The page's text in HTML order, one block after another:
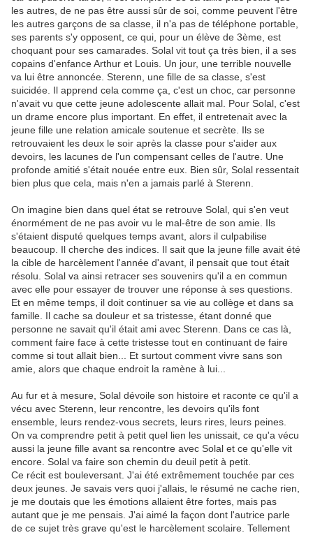
les autres, de ne pas être aussi sûr de soi, comme peuvent l'être
les autres garçons de sa classe, il n'a pas de téléphone portable,
ses parents s'y opposent, ce qui, pour un élève de 3ème, est
choquant pour ses camarades. Solal vit tout ça très bien, il a ses
copains d'enfance Arthur et Louis. Un jour, une terrible nouvelle
va lui être annoncée. Sterenn, une fille de sa classe, s'est
suicidée. Il apprend cela comme ça, c'est un choc, car personne
n'avait vu que cette jeune adolescente allait mal. Pour Solal, c'est
un drame encore plus important. En effet, il entretenait avec la
jeune fille une relation amicale soutenue et secrète. Ils se
retrouvaient les deux le soir après la classe pour s'aider aux
devoirs, les lacunes de l'un compensant celles de l'autre. Une
profonde amitié s'était nouée entre eux. Bien sûr, Solal ressentait
bien plus que cela, mais n'en a jamais parlé à Sterenn.
On imagine bien dans quel état se retrouve Solal, qui s'en veut
énormément de ne pas avoir vu le mal-être de son amie. Ils
s'étaient disputé quelques temps avant, alors il culpabilise
beaucoup. Il cherche des indices. Il sait que la jeune fille avait été
la cible de harcèlement l'année d'avant, il pensait que tout était
résolu. Solal va ainsi retracer ses souvenirs qu'il a en commun
avec elle pour essayer de trouver une réponse à ses questions.
Et en même temps, il doit continuer sa vie au collège et dans sa
famille. Il cache sa douleur et sa tristesse, étant donné que
personne ne savait qu'il était ami avec Sterenn. Dans ce cas là,
comment faire face à cette tristesse tout en continuant de faire
comme si tout allait bien... Et surtout comment vivre sans son
amie, alors que chaque endroit la ramène à lui...
Au fur et à mesure, Solal dévoile son histoire et raconte ce qu'il a
vécu avec Sterenn, leur rencontre, les devoirs qu'ils font
ensemble, leurs rendez-vous secrets, leurs rires, leurs peines.
On va comprendre petit à petit quel lien les unissait, ce qu'a vécu
aussi la jeune fille avant sa rencontre avec Solal et ce qu'elle vit
encore. Solal va faire son chemin du deuil petit à petit.
Ce récit est bouleversant. J'ai été extrêmement touchée par ces
deux jeunes. Je savais vers quoi j'allais, le résumé ne cache rien,
je me doutais que les émotions allaient être fortes, mais pas
autant que je me pensais. J'ai aimé la façon dont l'autrice parle
de ce sujet très grave qu'est le harcèlement scolaire. Tellement